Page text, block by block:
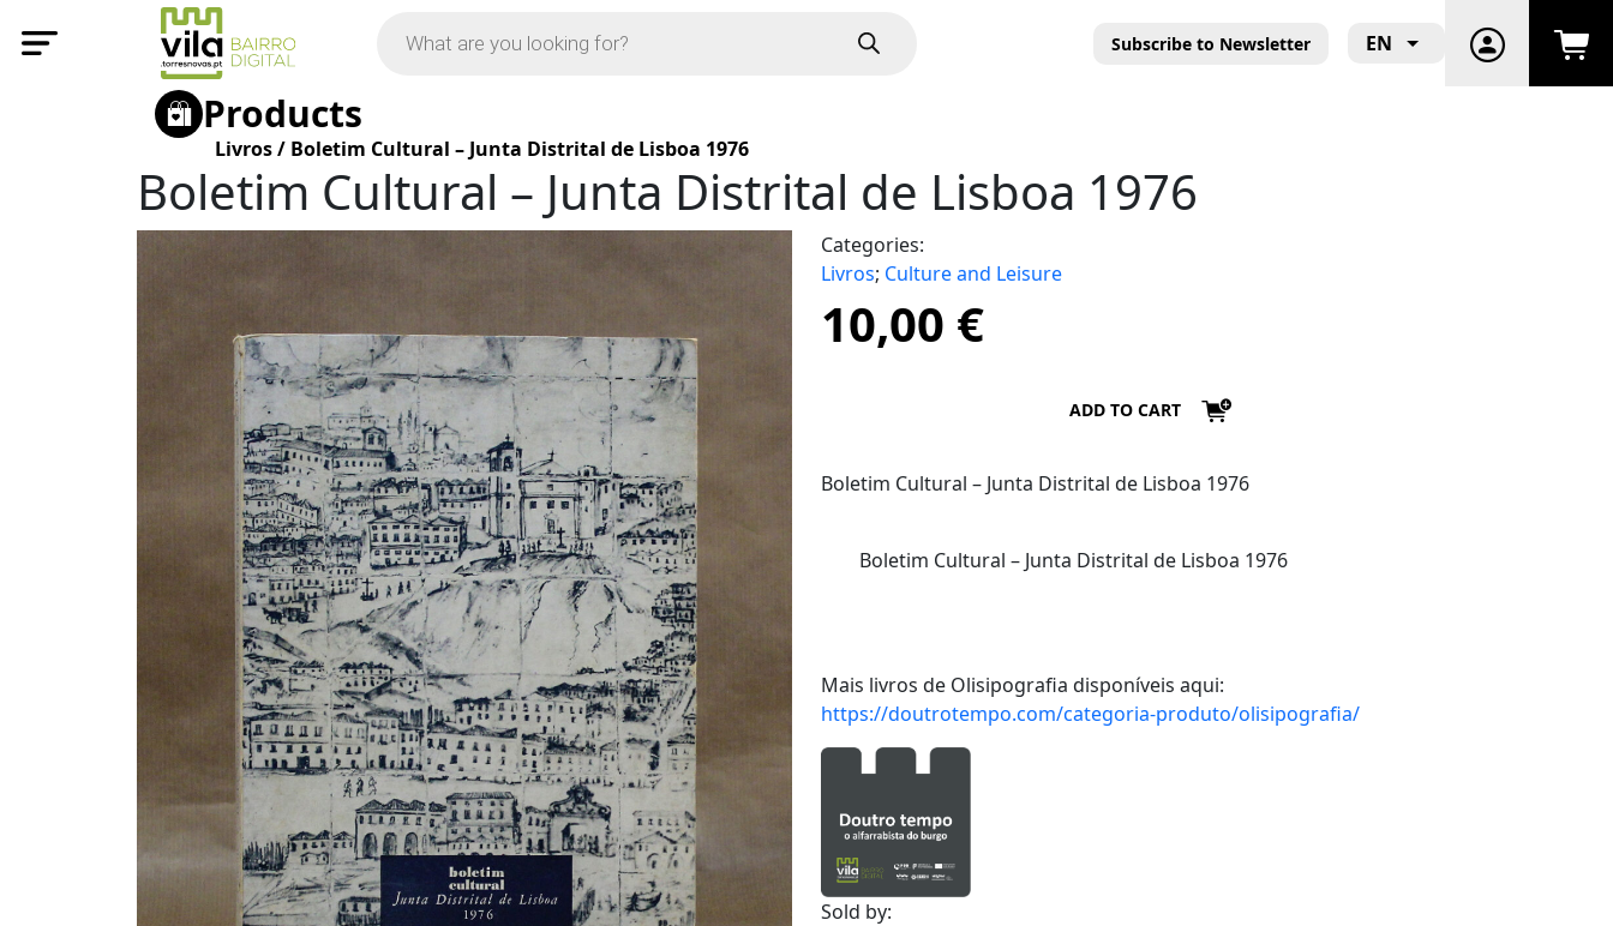
Subscribe to Newsletter EN
Products
Livros/ Boletim Cultural – Junta Distrital de Lisboa 1976
Boletim Cultural – Junta Distrital de Lisboa 1976
Categories:
Livros; Culture and Leisure
10,00 €
ADD TO CART
Boletim Cultural – Junta Distrital de Lisboa 1976
Boletim Cultural – Junta Distrital de Lisboa 1976
Mais livros de Olisipografia disponíveis aqui:
https://doutrotempo.com/categoria-produto/olisipografia/
Sold by: